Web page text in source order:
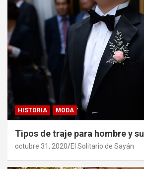
HISTORIA MODA
Tipos de traje para hombre y
octubre 31, 2020 El Solitario de Sayán